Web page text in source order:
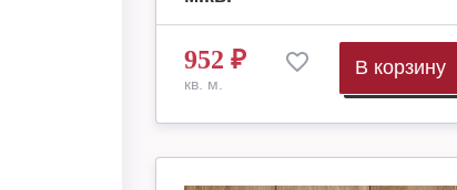
952 ₽
кв. м.
В корзину